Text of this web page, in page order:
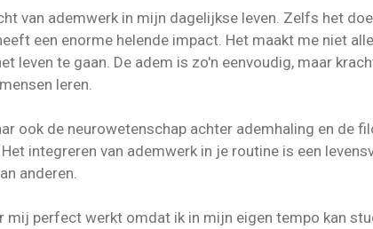
van ademwerk in mijn dagelijkse leven. Zelfs het
een enorme helende impact. Het maakt me niet
leven te gaan. De adem is zo'n eenvoudig, maar
leren.
ook de neurowetenschap achter ademhaling en de
integreren van ademwerk in je routine is een
anderen.
mij perfect werkt omdat ik in mijn eigen tempo kan